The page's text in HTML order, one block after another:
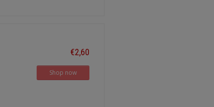
€2,60
Shop now